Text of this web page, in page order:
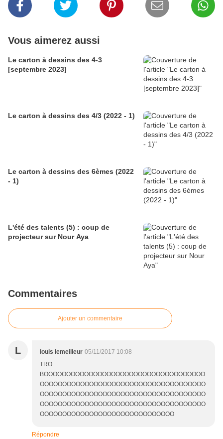
Vous aimerez aussi
Le carton à dessins des 4-3
[septembre 2023]
Le carton à dessins des 4/3 (2022 - 1)
Le carton à dessins des 6èmes (2022
- 1)
L'été des talents (5) : coup de
projecteur sur Nour Aya
Commentaires
Ajouter un commentaire
L louis lemeilleur 05/11/2017 10:08
TRO
BOOOOOOOOOOOOOOOOOOOOOOOOOOOOOOOOOOOO
OOOOOOOOOOOOOOOOOOOOOOOOOOOOOOOOOOOOO
OOOOOOOOOOOOOOOOOOOOOOOOOOOOOOOOOOOOO
OOOOOOOOOOOOOOOOOOOOOOOOOOOOOOOOOOOOO
OOOOOOOOOOOOOOOOOOOOOOOOOOOOOO
Répondre